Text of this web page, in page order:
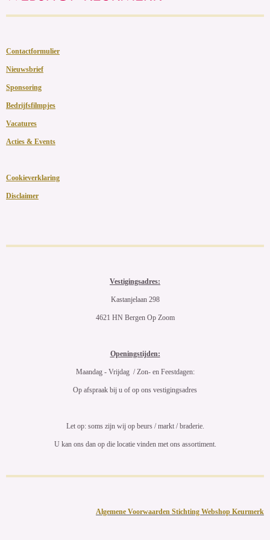
Contactformulier
Nieuwsbrief
Sponsoring
Bedrijfsfilmpjes
Vacatures
Acties & Events
Cookieverklaring
Disclaimer
Vestigingsadres:
Kastanjelaan 298
4621 HN Bergen Op Zoom
Openingstijden:
Maandag - Vrijdag / Zon- en Feestdagen:
Op afspraak bij u of op ons vestigingsadres
Let op: soms zijn wij op beurs / markt / braderie.
U kan ons dan op die locatie vinden met ons assortiment.
Algemene Voorwaarden Stichting Webshop Keurmerk